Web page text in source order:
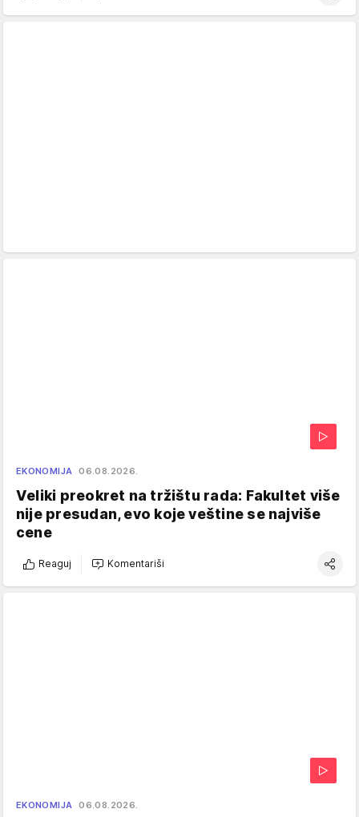
EKONOMIJA 06.08.2026.
Veliki preokret na tržištu rada: Fakultet više
nije presudan, evo koje veštine se najviše
cene
Reaguj Komentariši
EKONOMIJA 06.08.2026.